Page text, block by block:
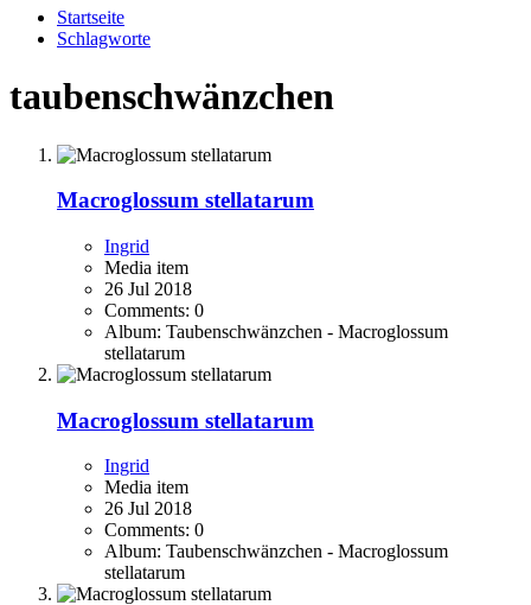
Startseite
Schlagworte
taubenschwänzchen
Macroglossum stellatarum
Ingrid
Media item
26 Jul 2018
Comments: 0
Album: Taubenschwänzchen - Macroglossum
stellatarum
Macroglossum stellatarum
Ingrid
Media item
26 Jul 2018
Comments: 0
Album: Taubenschwänzchen - Macroglossum
stellatarum